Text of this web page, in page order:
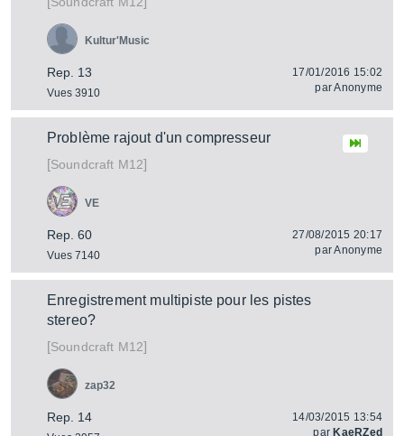
Rep. 13
Vues 3910
Kultur'Music
17/01/2016 15:02
parAnonyme
Problème rajout d'un compresseur
[Soundcraft M12]
Rep. 60
Vues 7140
VE
27/08/2015 20:17
parAnonyme
Enregistrement multipiste pour les pistes
stereo?
[Soundcraft M12]
Rep. 14
zap32
14/03/2015 13:54
par KaeRZed